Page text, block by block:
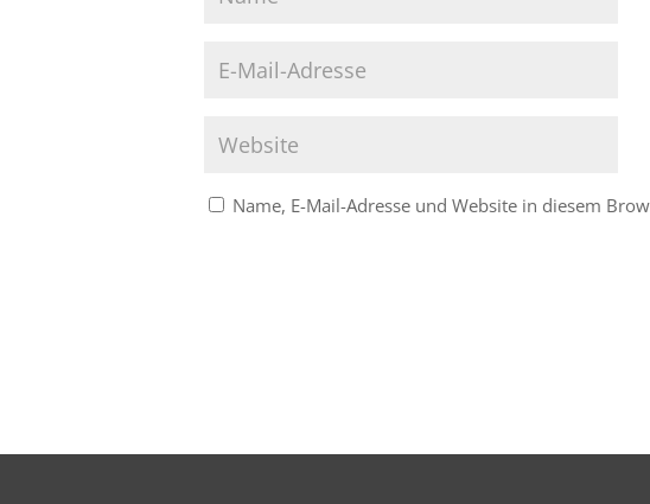
Name, E-Mail-Adresse und Website in diesem